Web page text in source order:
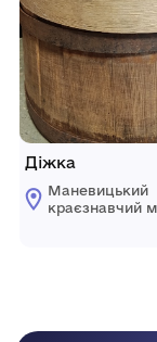
Діжка
Маневицький
краєзнавчий